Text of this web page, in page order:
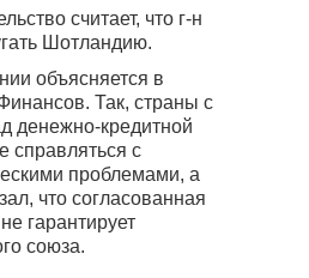
считает, что г-н
Шотландию.
объясняется в
Так, страны с
денежно-кредитной
справляться с
проблемами, а
что согласованная
гарантирует
союза.